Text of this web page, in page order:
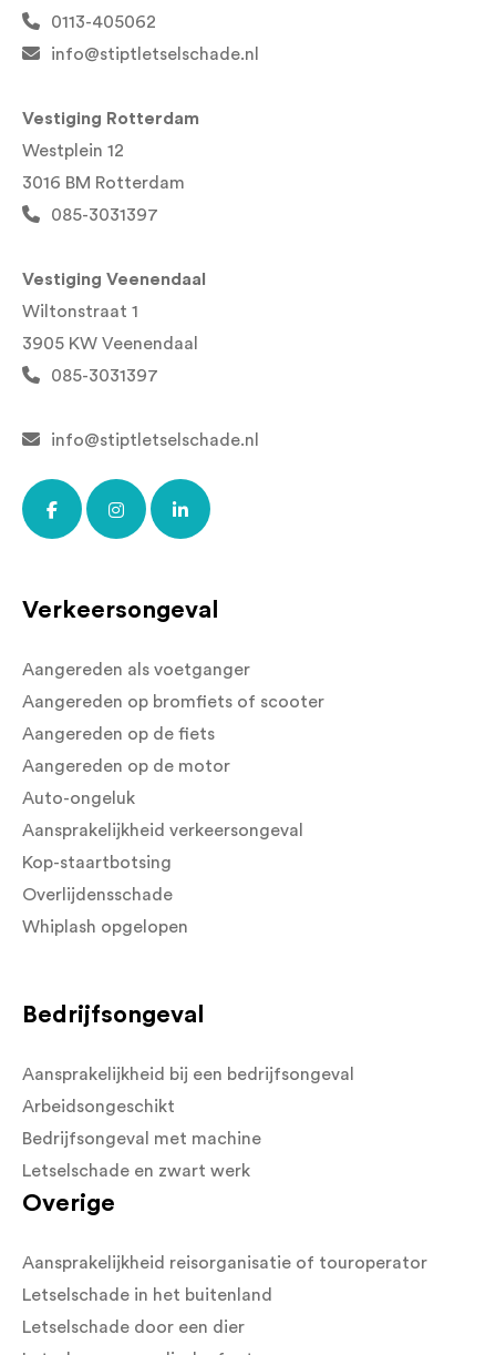
0113-405062
info@stiptletselschade.nl
Vestiging Rotterdam
Westplein 12
3016 BM Rotterdam
085-3031397
Vestiging Veenendaal
Wiltonstraat 1
3905 KW Veenendaal
085-3031397
info@stiptletselschade.nl
Verkeersongeval
Aangereden als voetganger
Aangereden op bromfiets of scooter
Aangereden op de fiets
Aangereden op de motor
Auto-ongeluk
Aansprakelijkheid verkeersongeval
Kop-staartbotsing
Overlijdensschade
Whiplash opgelopen
Bedrijfsongeval
Aansprakelijkheid bij een bedrijfsongeval
Arbeidsongeschikt
Bedrijfsongeval met machine
Letselschade en zwart werk
Overige
Aansprakelijkheid reisorganisatie of touroperator
Letselschade in het buitenland
Letselschade door een dier